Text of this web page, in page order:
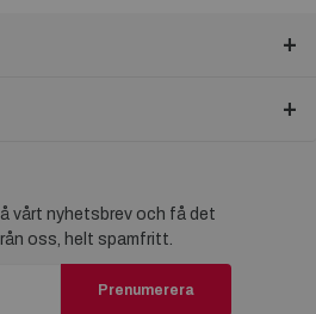
vårt nyhetsbrev och få det
oss, helt spamfritt.
Prenumerera